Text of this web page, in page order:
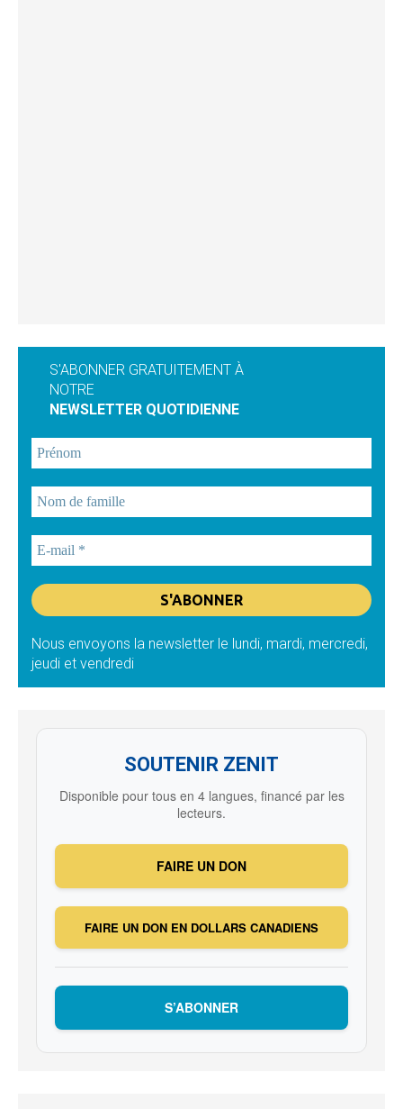
S'ABONNER GRATUITEMENT À
NOTRE
NEWSLETTER QUOTIDIENNE
Nous envoyons la newsletter le lundi, mardi, mercredi,
jeudi et vendredi
SOUTENIR ZENIT
Disponible pour tous en 4 langues, financé par les
lecteurs.
FAIRE UN DON
FAIRE UN DON EN DOLLARS CANADIENS
S’ABONNER